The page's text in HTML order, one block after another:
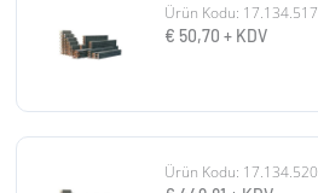
Ürün Kodu: 17.134.517
€ 50,70 + KDV
Ürün Kodu: 17.134.520